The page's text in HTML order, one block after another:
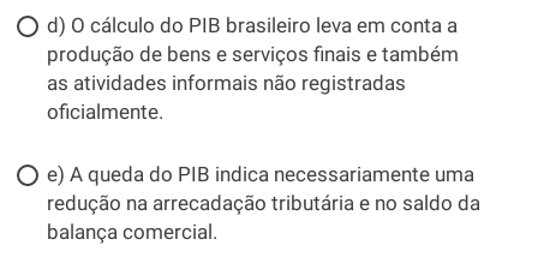
d) O cálculo do PIB brasileiro leva em conta a
produção de bens e serviços finais e também
as atividades informais não registradas
oficialmente.
e) A queda do PIB indica necessariamente uma
redução na arrecadação tributária e no saldo da
balança comercial.